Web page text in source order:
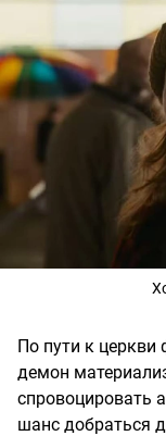
По пути к церкви
демон
спровоцировать
шанс добраться